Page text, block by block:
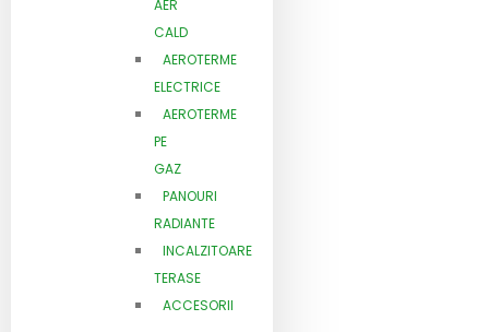
AER
CALD
AEROTERME
ELECTRICE
AEROTERME
PE
GAZ
PANOURI
RADIANTE
INCALZITOARE
TERASE
ACCESORII